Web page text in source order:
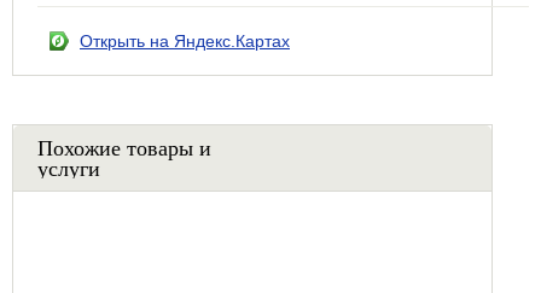
Открыть на Яндекс.Картах
Похожие товары и
услуги